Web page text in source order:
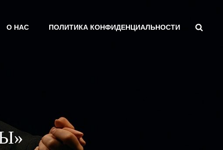
О НАС ПОЛИТИКА КОНФИДЕНЦИАЛЬНОСТИ